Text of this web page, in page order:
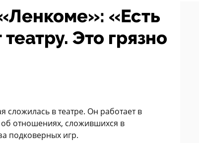
«Есть
Это грязно
сложилась в театре. Он работает в
отношениях, сложившихся в
подковерных игр.